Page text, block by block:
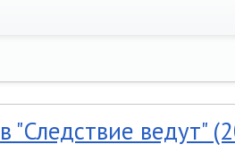
"Следствие ведут"